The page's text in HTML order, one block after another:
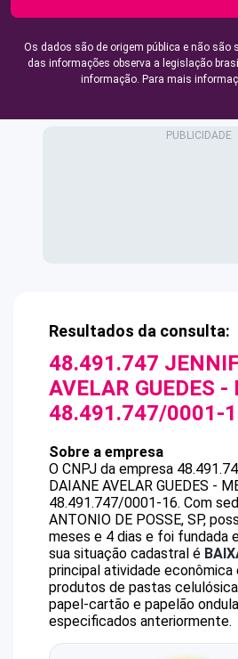
Os dados são de origem pública e não são
das informações observa a legislação
informação. Para mais
Resultados da consulta:
48.491.747
AVELAR GUEDES -
48.491.747/0001-
Sobre a empresa
O CNPJ da empresa
DAIANE AVELAR GUEDES -
48.491.747/0001-16. Com
ANTONIO DE POSSE, SP,
meses e 4 dias e foi fundada
sua situação cadastral é
principal atividade econômica
produtos de pastas
papel-cartão e papelão
especificados anteriormente.